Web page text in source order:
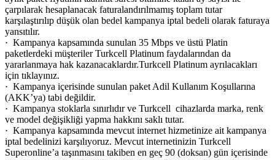
çarpılarak hesaplanacak faturalandırılmamış toplam tutar
karşılaştırılıp düşük olan bedel kampanya iptal bedeli olarak faturaya
yansıtılır.
· Kampanya kapsamında sunulan 35 Mbps ve üstü Platin
paketlerdeki müşteriler Turkcell Platinum faydalarından da
yararlanmaya hak kazanacaklardır.Turkcell Platinum ayrılacakları
için​ tıklayınız.
· Kampanya içerisinde sunulan paket Adil Kullanım Koşullarına
(AKK’ya) tabi değildir.
· Kampanya stoklarla sınırlıdır ve Turkcell cihazlarda marka, renk
ve model değişikliği yapma hakkını saklı tutar.
· Kampanya kapsamında mevcut internet hizmetinize ait kampanya
iptal bedelinizi karşılıyoruz. Mevcut internetinizin Turkcell
Superonline’a taşınmasını takiben en geç 90 (doksan) gün içerisinde